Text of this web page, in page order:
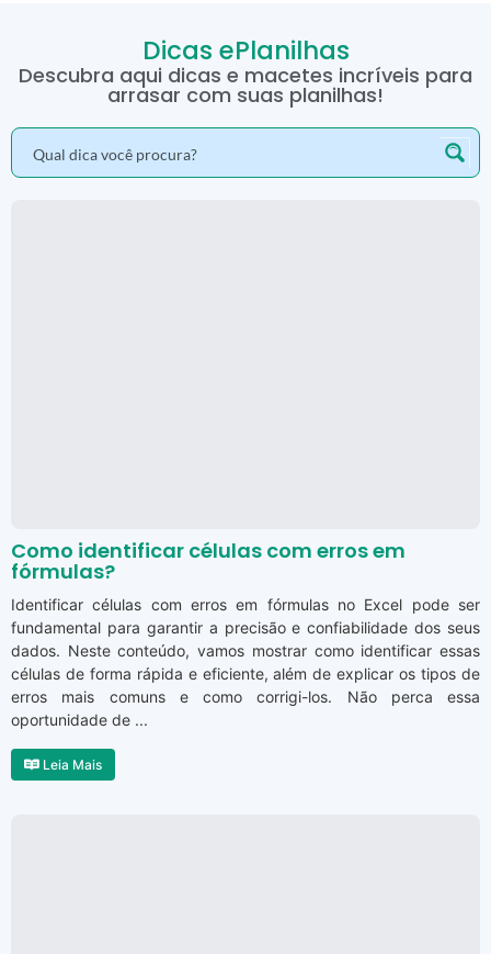
Dicas ePlanilhas
Descubra aqui dicas e macetes incríveis para
arrasar com suas planilhas!
Como identificar células com erros em
fórmulas?
Identificar células com erros em fórmulas no Excel pode ser
fundamental para garantir a precisão e confiabilidade dos seus
dados. Neste conteúdo, vamos mostrar como identificar essas
células de forma rápida e eficiente, além de explicar os tipos de
erros mais comuns e como corrigi-los. Não perca essa
oportunidade de ...
Leia Mais